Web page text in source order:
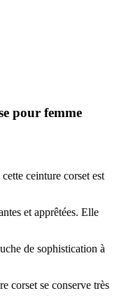
pour femme
ceinture corset est
et apprêtées. Elle
de sophistication à
corset se conserve très